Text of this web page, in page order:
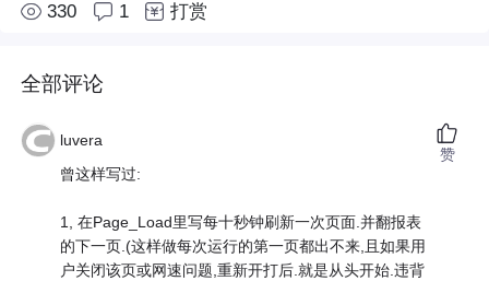
330 1 打赏
全部评论
luvera
曾这样写过:
1, 在Page_Load里写每十秒钟刷新一次页面.并翻报表
的下一页.(这样做每次运行的第一页都出不来,且如果用
户关闭该页或网速问题,重新开打后.就是从头开始.违背
赞